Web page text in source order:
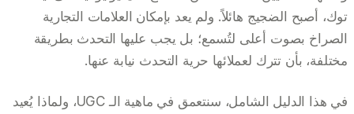
توك، أصبح الضجيج هائلاً. ولم يعد بإمكان العلامات التجارية
الصراخ بصوت أعلى لتُسمع؛ بل يجب عليها التحدث بطريقة
مختلفة، بأن تترك لعملائها حرية التحدث نيابة عنها.
في هذا الدليل الشامل، سنتعمق في ماهية الـ UGC، ولماذا يُعيد